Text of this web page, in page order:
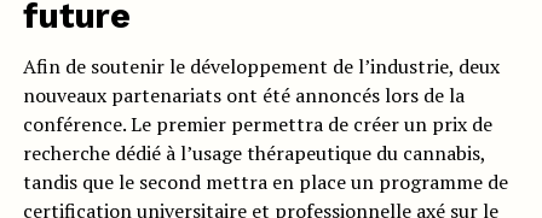
future
Afin de soutenir le développement de l’industrie, deux
nouveaux partenariats ont été annoncés lors de la
conférence. Le premier permettra de créer un prix de
recherche dédié à l’usage thérapeutique du cannabis,
tandis que le second mettra en place un programme de
certification universitaire et professionnelle axé sur le